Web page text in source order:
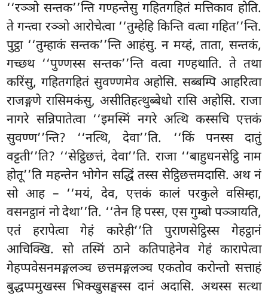
‘‘रञ्ञो सन्तक’’न्ति गण्हन्तेसु गहितगहितं मत्तिकाव होति.
ते गन्त्वा रञ्ञो आरोचेत्वा ‘‘तुम्हेहि किन्ति वत्वा गहित’’न्ति.
पुट्ठा ‘‘तुम्हाकं सन्तक’’न्ति आहंसु. न मय्हं, ताता, सन्तकं,
गच्छथ ‘‘पुण्णस्स सन्तक’’न्ति वत्वा गण्हथाति. ते तथा
करिंसु, गहितगहितं सुवण्णमेव अहोसि. सब्बम्पि आहरित्वा
राजङ्गणे रासिमकंसु, असीतिहत्थुब्बेधो रासि अहोसि. राजा
नागरे सन्निपातेत्वा ‘‘इमस्मिं नगरे अत्थि कस्सचि एत्तकं
सुवण्ण’’न्ति? ‘‘नत्थि, देवा’’ति. ‘‘किं पनस्स दातुं
वट्टती’’ति? ‘‘सेट्ठिछत्तं, देवा’’ति. राजा ‘‘बाहुधनसेट्ठि नाम
होतू’’ति महन्तेन भोगेन सद्धिं तस्स सेट्ठिछत्तमदासि. अथ नं
सो आह – ‘‘मयं, देव, एत्तकं कालं परकुले वसिम्हा,
वसनट्ठानं नो देथा’’ति. ‘‘तेन हि पस्स, एस गुम्बो पञ्ञायति,
एतं हरापेत्वा गेहं कारेही’’ति पुराणसेट्ठिस्स गेहट्ठानं
आचिक्खि. सो तस्मिं ठाने कतिपाहेनेव गेहं कारापेत्वा
गेहप्पवेसनमङ्गलञ्च छत्तमङ्गलञ्च एकतोव करोन्तो सत्ताहं
बुद्धप्पमुखस्स भिक्खुसङ्घस्स दानं अदासि. अथस्स सत्था